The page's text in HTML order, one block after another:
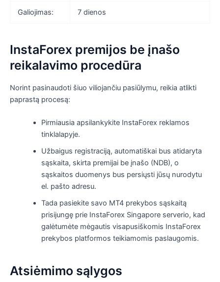
Galiojimas: 7 dienos
InstaForex premijos be įnašo
reikalavimo procedūra
Norint pasinaudoti šiuo viliojančiu pasiūlymu, reikia atlikti
paprastą procesą:
Pirmiausia apsilankykite InstaForex reklamos
tinklalapyje.
Užbaigus registraciją, automatiškai bus atidaryta
sąskaita, skirta premijai be įnašo (NDB), o
sąskaitos duomenys bus persiųsti jūsų nurodytu
el. pašto adresu.
Tada pasiekite savo MT4 prekybos sąskaitą
prisijungę prie InstaForex Singapore serverio, kad
galėtumėte mėgautis visapusiškomis InstaForex
prekybos platformos teikiamomis paslaugomis.
Atsiėmimo sąlygos